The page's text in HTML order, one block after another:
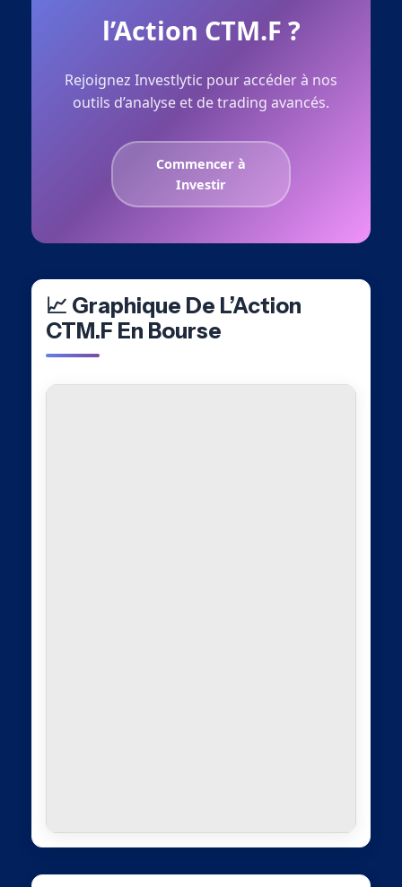
l’Action CTM.F ?
Rejoignez Investlytic pour accéder à nos
outils d’analyse et de trading avancés.
Commencer à
Investir
📈 Graphique De L’Action
CTM.F En Bourse